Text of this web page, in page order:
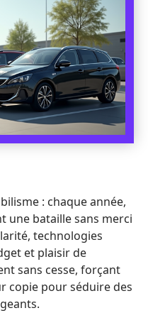
: chaque année,
une bataille sans merci
technologies
et plaisir de
sans cesse, forçant
copie pour séduire des